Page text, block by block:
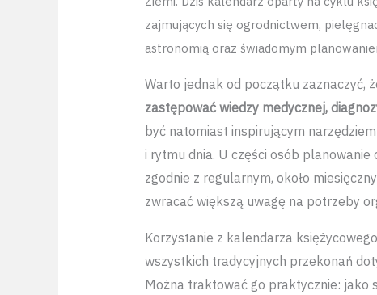
zajmujących się ogrodnictwem,
astronomią oraz świadomym
Warto jednak od początku zaznaczyć,
zastępować wiedzy medycznej,
być natomiast inspirującym
i rytmu dnia. U części osób
zgodnie z regularnym, około
zwracać większą uwagę na potrzeby
Korzystanie z kalendarza
wszystkich tradycyjnych przekonań
Można traktować go praktycznie: jako